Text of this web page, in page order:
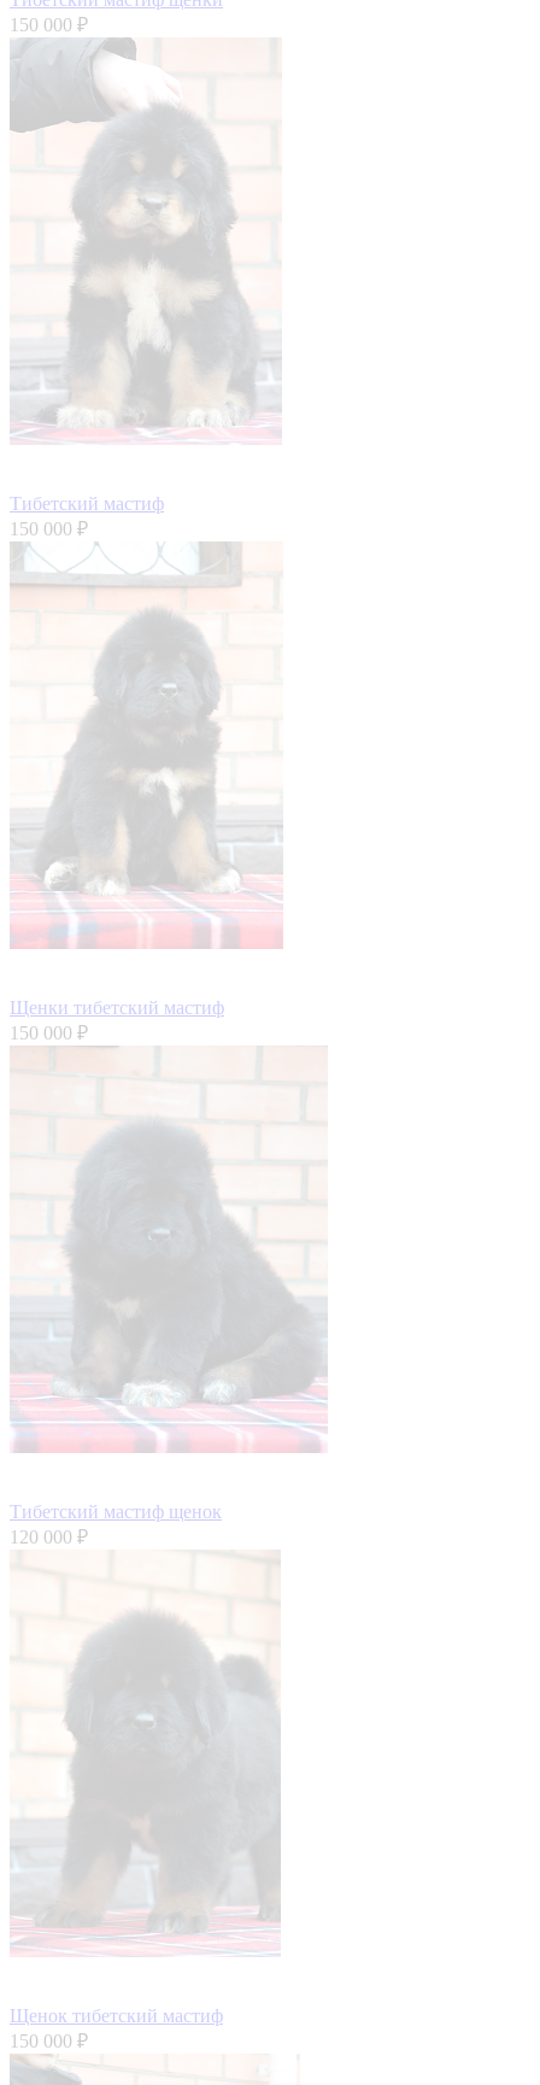
150 000 ₽
Тибетский мастиф
150 000 ₽
Щенки тибетский мастиф
150 000 ₽
Тибетский мастиф щенок
120 000 ₽
Щенок тибетский мастиф
150 000 ₽